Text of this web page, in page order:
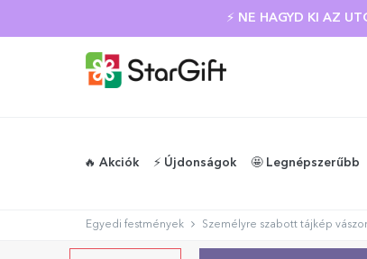
⚡ NE HAGYD KI AZ
🔥 Akciók ⚡️ Újdonságok 🤩 Legnépszerűbb
Egyedi festmények Személyre szabott tájkép